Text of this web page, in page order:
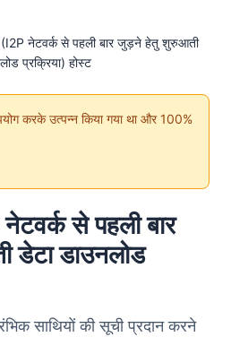
netDb डेटा आयात)
विवरण
अनुरोध विनिर्देश
नेटवर्क से पहली बार जुड़ने हेतु शुरुआती
प्रक्रिया) होस्ट
करके उत्पन्न किया गया था और 100%
से पहली बार
डाउनलोड
साथियों की सूची प्रदान करने